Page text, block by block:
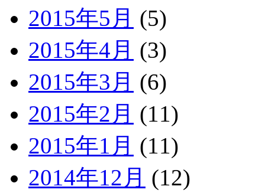
2015年5月 (5)
2015年4月 (3)
2015年3月 (6)
2015年2月 (11)
2015年1月 (11)
2014年12月 (12)